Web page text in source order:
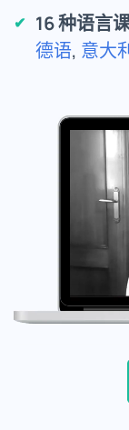
16 种语言
德语, 意大